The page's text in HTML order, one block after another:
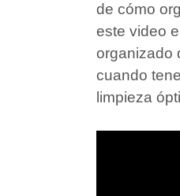
de cómo
este video
organizado
cuando
limpieza